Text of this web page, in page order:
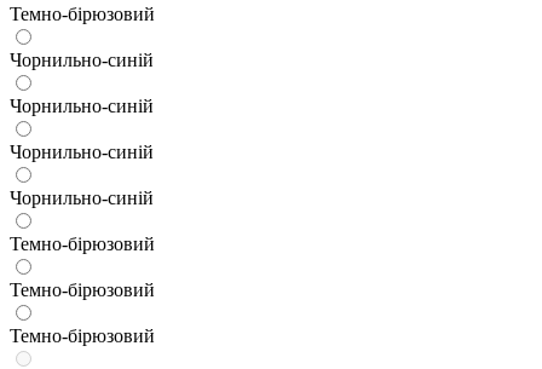
Темно-бірюзовий
Чорнильно-синій
Чорнильно-синій
Чорнильно-синій
Чорнильно-синій
Темно-бірюзовий
Темно-бірюзовий
Темно-бірюзовий